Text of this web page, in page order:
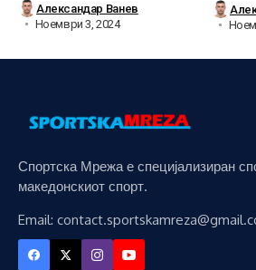
Александар Ванев
Ноември 3, 2024
Спортска Мрежа е специјализиран
македонскиот спорт.
Email: